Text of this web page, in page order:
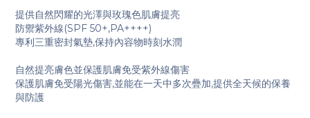
提供自然閃耀的光澤與玫瑰色肌膚提亮
防禦紫外線(SPF 50+,PA++++)
專利三重密封氣墊,保持內容物時刻水潤
自然提亮膚色並保護肌膚免受紫外線傷害
保護肌膚免受陽光傷害,並能在一天中多次疊加,提供全天候的保養
與防護